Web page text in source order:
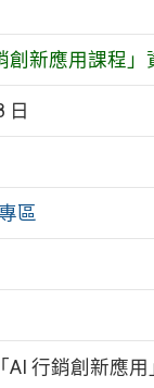
創新應用課程」
日
區
AI 行銷創新應